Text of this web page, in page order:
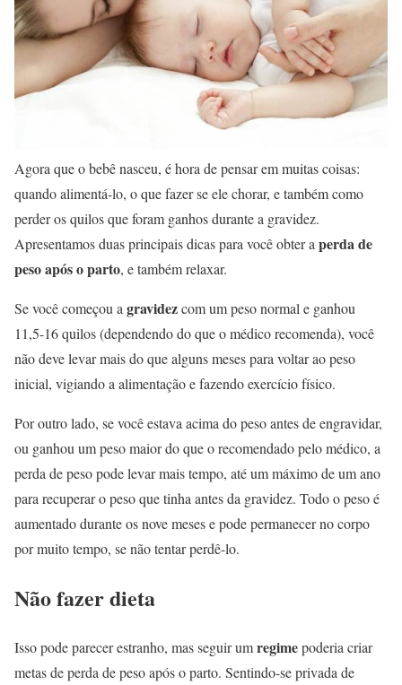
Agora que o bebê nasceu, é hora de pensar em muitas coisas:
quando alimentá-lo, o que fazer se ele chorar, e também como
perder os quilos que foram ganhos durante a gravidez.
Apresentamos duas principais dicas para você obter aperda de
peso após o parto, e também relaxar.
Se você começou agravidezcom um peso normal e ganhou
11,5-16 quilos (dependendo do que o médico recomenda), você
não deve levar mais do que alguns meses para voltar ao peso
inicial, vigiando a alimentação e fazendo exercício físico.
Por outro lado, se você estava acima do peso antes de engravidar,
ou ganhou um peso maior do que o recomendado pelo médico, a
perda de peso pode levar mais tempo, até um máximo de um ano
para recuperar o peso que tinha antes da gravidez. Todo o peso é
aumentado durante os nove meses e pode permanecer no corpo
por muito tempo, se não tentar perdê-lo.
Não fazer dieta
Isso pode parecer estranho, mas seguir umregimepoderia criar
metas de perda de peso após o parto. Sentindo-se privada de